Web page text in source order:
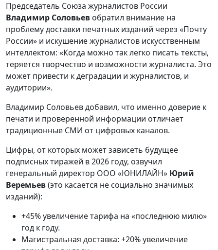
Председатель Союза журналистов России
Владимир Соловьев обратил внимание на
проблему доставки печатных изданий через «Почту
России» и искушение журналистов искусственным
интеллектом: «Когда можно так легко писать тексты,
теряется творчество и возможности журналиста. Это
может привести к деградации и журналистов, и
аудитории».
Владимир Соловьев добавил, что именно доверие к
печати и проверенной информации отличает
традиционные СМИ от цифровых каналов.
Цифры, от которых может зависеть будущее
подписных тиражей в 2026 году, озвучил
генеральный директор ООО «ЮНИЛАЙН» Юрий
Веремьев(это касается не социально значимых
изданий):
+45% увеличение тарифа на «последнюю милю»
год к году.
Магистральная доставка: +20% увеличение